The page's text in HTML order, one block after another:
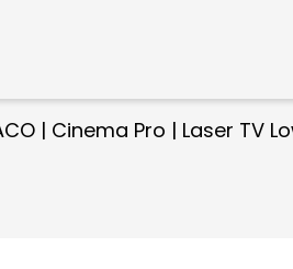
| Cinema Pro | Laser TV